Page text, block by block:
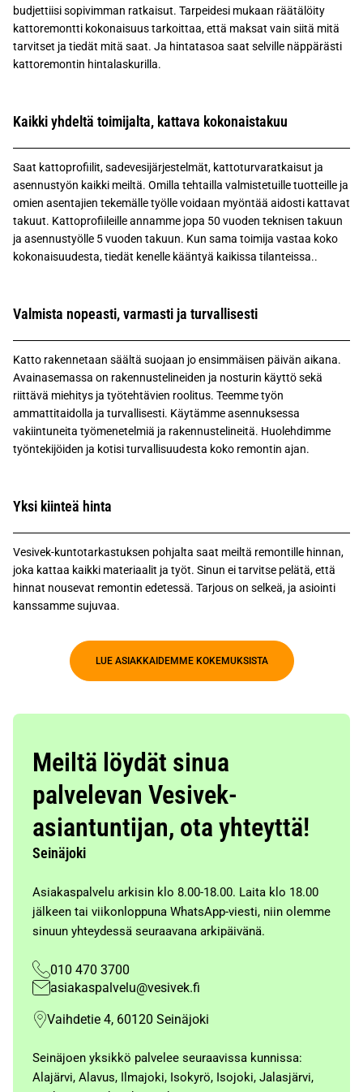
budjettiisi sopivimman ratkaisut. Tarpeidesi mukaan räätälöity
kattoremontti kokonaisuus tarkoittaa, että maksat vain siitä mitä
tarvitset ja tiedät mitä saat. Ja hintatasoa saat selville näppärästi
kattoremontin hintalaskurilla.
Kaikki yhdeltä toimijalta, kattava kokonaistakuu
Saat kattoprofiilit, sadevesijärjestelmät, kattoturvaratkaisut ja
asennustyön kaikki meiltä. Omilla tehtailla valmistetuille tuotteille ja
omien asentajien tekemälle työlle voidaan myöntää aidosti kattavat
takuut. Kattoprofiileille annamme jopa 50 vuoden teknisen takuun
ja asennustyölle 5 vuoden takuun. Kun sama toimija vastaa koko
kokonaisuudesta, tiedät kenelle kääntyä kaikissa tilanteissa..
Valmista nopeasti, varmasti ja turvallisesti
Katto rakennetaan säältä suojaan jo ensimmäisen päivän aikana.
Avainasemassa on rakennustelineiden ja nosturin käyttö sekä
riittävä miehitys ja työtehtävien roolitus. Teemme työn
ammattitaidolla ja turvallisesti. Käytämme asennuksessa
vakiintuneita työmenetelmiä ja rakennustelineitä. Huolehdimme
työntekijöiden ja kotisi turvallisuudesta koko remontin ajan.
Yksi kiinteä hinta
Vesivek-kuntotarkastuksen pohjalta saat meiltä remontille hinnan,
joka kattaa kaikki materiaalit ja työt. Sinun ei tarvitse pelätä, että
hinnat nousevat remontin edetessä. Tarjous on selkeä, ja asiointi
kanssamme sujuvaa.
LUE ASIAKKAIDEMME KOKEMUKSISTA
Meiltä löydät sinua
palvelevan Vesivek-
asiantuntijan, ota yhteyttä!
Seinäjoki
Asiakaspalvelu arkisin klo 8.00-18.00. Laita klo 18.00
jälkeen tai viikonloppuna WhatsApp-viesti, niin olemme
sinuun yhteydessä seuraavana arkipäivänä.
010 470 3700
asiakaspalvelu@vesivek.fi
Vaihdetie 4, 60120 Seinäjoki
Seinäjoen yksikkö palvelee seuraavissa kunnissa:
Alajärvi, Alavus, Ilmajoki, Isokyrö, Isojoki, Jalasjärvi,